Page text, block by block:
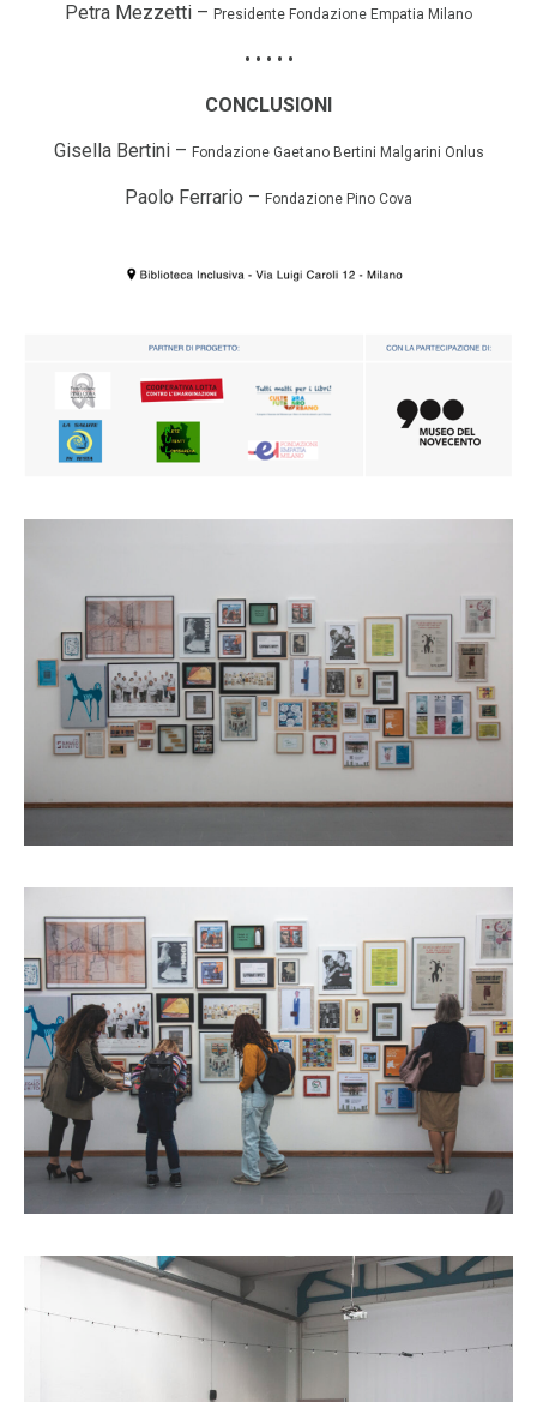
Petra Mezzetti – Presidente Fondazione Empatia Milano
• • • • •
CONCLUSIONI
Gisella Bertini – Fondazione Gaetano Bertini Malgarini Onlus
Paolo Ferrario – Fondazione Pino Cova